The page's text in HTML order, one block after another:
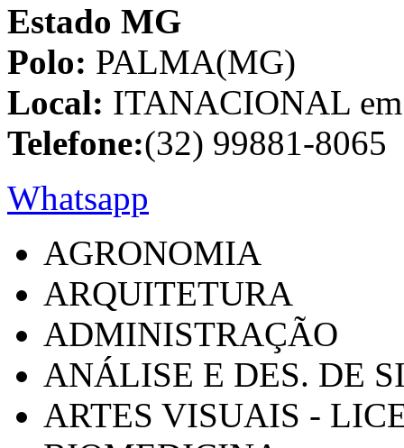
Estado MG
Polo: PALMA(MG)
Local: ITANACIONAL
Telefone:(32) 99881-8065
Whatsapp
AGRONOMIA
ARQUITETURA
ADMINISTRAÇÃO
ANÁLISE E DES. DE
ARTES VISUAIS -